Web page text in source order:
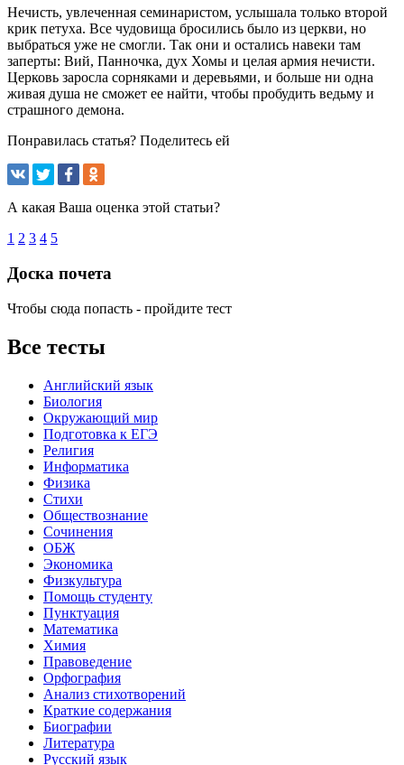
Нечисть, увлеченная семинаристом, услышала только второй
крик петуха. Все чудовища бросились было из церкви, но
выбраться уже не смогли. Так они и остались навеки там
заперты: Вий, Панночка, дух Хомы и целая армия нечисти.
Церковь заросла сорняками и деревьями, и больше ни одна
живая душа не сможет ее найти, чтобы пробудить ведьму и
страшного демона.
Понравилась статья? Поделитесь ей
А какая Ваша оценка этой статьи?
1 2 3 4 5
Доска почета
Чтобы сюда попасть - пройдите тест
Все тесты
Английский язык
Биология
Окружающий мир
Подготовка к ЕГЭ
Религия
Информатика
Физика
Стихи
Обществознание
Сочинения
ОБЖ
Экономика
Физкультура
Помощь студенту
Пунктуация
Математика
Химия
Правоведение
Орфография
Анализ стихотворений
Краткие содержания
Биографии
Литература
Русский язык